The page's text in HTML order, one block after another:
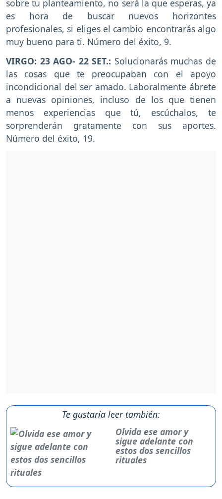
sobre tu planteamiento, no será la que esperas, ya
es hora de buscar nuevos horizontes
profesionales, si eliges el cambio encontrarás algo
muy bueno para ti. Número del éxito, 9.
VIRGO: 23 AGO- 22 SET.: Solucionarás muchas de
las cosas que te preocupaban con el apoyo
incondicional del ser amado. Laboralmente ábrete
a nuevas opiniones, incluso de los que tienen
menos experiencias que tú, escúchalos, te
sorprenderán gratamente con sus aportes.
Número del éxito, 19.
Te gustaría leer también:
Olvida ese amor y
sigue adelante con
estos dos sencillos
rituales